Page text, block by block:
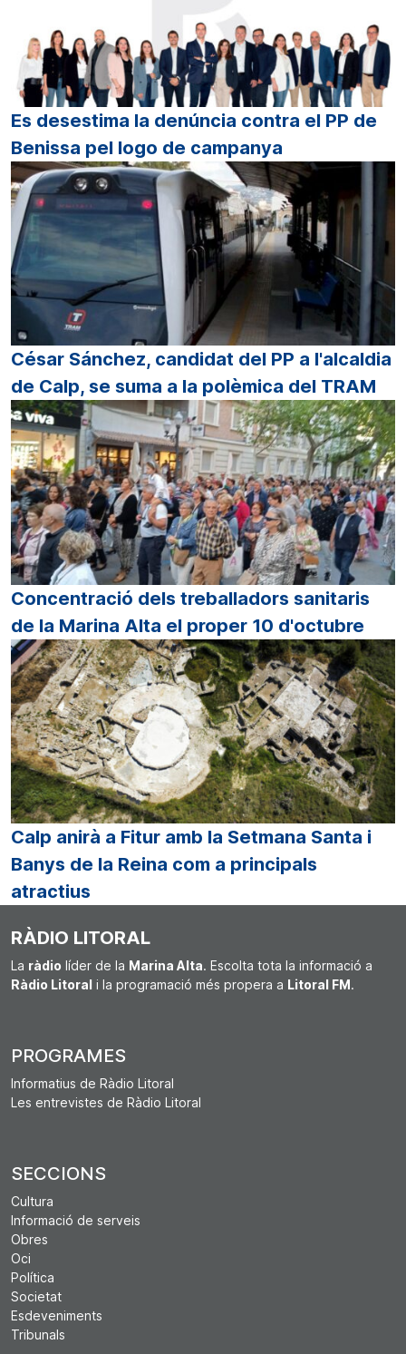
Es desestima la denúncia contra el PP de
Benissa pel logo de campanya
César Sánchez, candidat del PP a l'alcaldia
de Calp, se suma a la polèmica del TRAM
Concentració dels treballadors sanitaris
de la Marina Alta el proper 10 d'octubre
Calp anirà a Fitur amb la Setmana Santa i
Banys de la Reina com a principals
atractius
RÀDIO LITORAL
La ràdio líder de la Marina Alta. Escolta tota la informació a
Ràdio Litoral i la programació més propera a Litoral FM.
PROGRAMES
Informatius de Ràdio Litoral
Les entrevistes de Ràdio Litoral
SECCIONS
Cultura
Informació de serveis
Obres
Oci
Política
Societat
Esdeveniments
Tribunals